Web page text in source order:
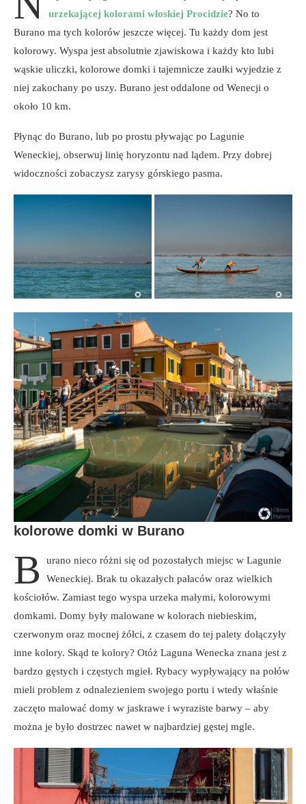
urzekającej kolorami włoskiej Procidzie? No to
Burano ma tych kolorów jeszcze więcej. Tu każdy dom jest
kolorowy. Wyspa jest absolutnie zjawiskowa i każdy kto lubi
wąskie uliczki, kolorowe domki i tajemnicze zaułki wyjedzie z
niej zakochany po uszy. Burano jest oddalone od Wenecji o
około 10 km.
Płynąc do Burano, lub po prostu pływając po Lagunie
Weneckiej, obserwuj linię horyzontu nad lądem. Przy dobrej
widoczności zobaczysz zarysy górskiego pasma.
kolorowe domki w Burano
B
urano nieco różni się od pozostałych miejsc w Lagunie
Weneckiej. Brak tu okazałych pałaców oraz wielkich
kościołów. Zamiast tego wyspa urzeka małymi, kolorowymi
domkami. Domy były malowane w kolorach niebieskim,
czerwonym oraz mocnej żółci, z czasem do tej palety dołączyły
inne kolory. Skąd te kolory? Otóż Laguna Wenecka znana jest z
bardzo gęstych i częstych mgieł. Rybacy wypływający na połów
mieli problem z odnalezieniem swojego portu i wtedy właśnie
zaczęto malować domy w jaskrawe i wyraziste barwy – aby
można je było dostrzec nawet w najbardziej gęstej mgle.